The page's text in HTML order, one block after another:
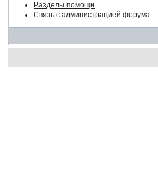
Разделы помощи
Связь с администрацией форума